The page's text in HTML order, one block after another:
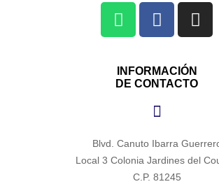
INFORMACIÓN
DE CONTACTO
Blvd. Canuto Ibarra
Local 3 Colonia Jardines del
C.P. 81245